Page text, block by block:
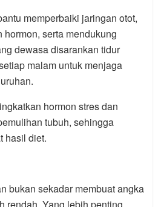
memperbaiki jaringan otot,
serta mendukung
dewasa disarankan tidur
malam untuk menjaga
hormon stres dan
tubuh, sehingga
hasil diet.
bukan sekadar membuat angka
rendah. Yang lebih penting